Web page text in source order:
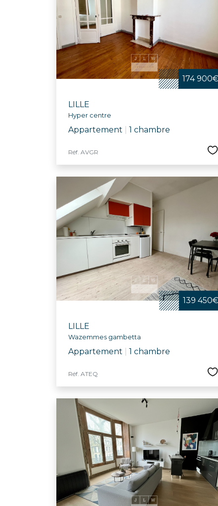
Festive et
bibliothèques, le
communal et
dynamique et
174 900€
LILLE
Hyper centre
Appartement 1 chambre
Réf. AVGR
139 450€
LILLE
Wazemmes gambetta
Appartement 1 chambre
Réf. ATEQ